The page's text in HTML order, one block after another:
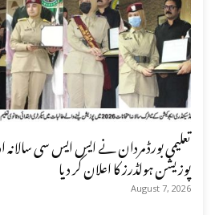
پوزیشن ہولڈرز کا اعلان کر دیا
August 7, 2026